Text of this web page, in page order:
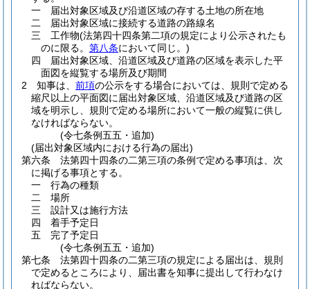
一
届出対象区域及び沿道区域の存する土地の所在地
二
届出対象区域に接続する道路の路線名
三
工作物(法第四十四条第二項の規定により公示されたも
のに限る。 第八条において同じ。)
四
届出対象区域、沿道区域及び道路の区域を表示した平
面図を縦覧する場所及び期間
2
知事は、 前項の公示をする場合においては、規則で定める
縮尺以上の平面図に届出対象区域、沿道区域及び道路の区
域を明示し、規則で定める場所において一般の縦覧に供し
なければならない。
(令七条例五五・追加)
(届出対象区域内における行為の届出)
第六条
法第四十四条の二第三項の条例で定める事項は、次
に掲げる事項とする。
一
行為の種類
二
場所
三
設計又は施行方法
四
着手予定日
五
完了予定日
(令七条例五五・追加)
第七条
法第四十四条の二第三項の規定による届出は、規則
で定めるところにより、届出書を知事に提出して行わなけ
ればならない。